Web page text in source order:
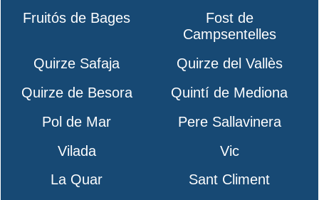
Fruitós de Bages
Fost de
Campsentelles
Quirze Safaja
Quirze del Vallès
Quirze de Besora
Quintí de Mediona
Pol de Mar
Pere Sallavinera
Vilada
Vic
La Quar
Sant Climent